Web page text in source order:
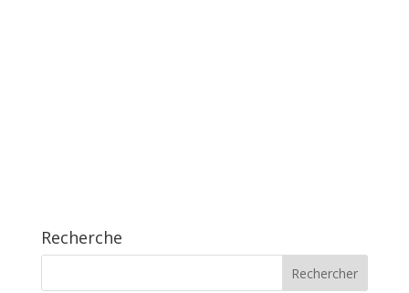
Recherche